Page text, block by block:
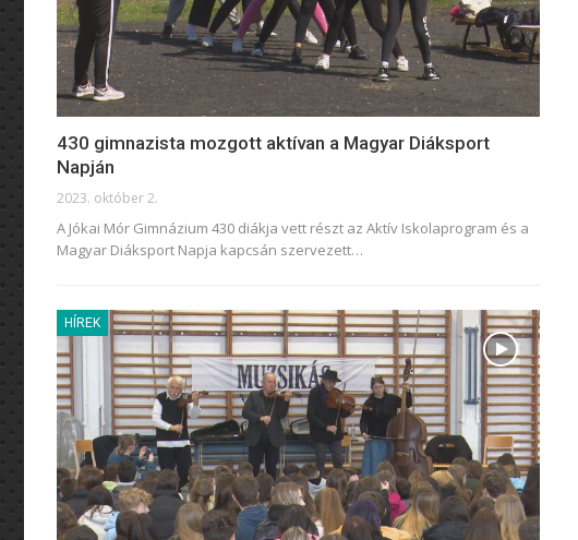
430 gimnazista mozgott aktívan a Magyar Diáksport
Napján
2023. október 2.
A Jókai Mór Gimnázium 430 diákja vett részt az Aktív Iskolaprogram és a
Magyar Diáksport Napja kapcsán szervezett…
HÍREK